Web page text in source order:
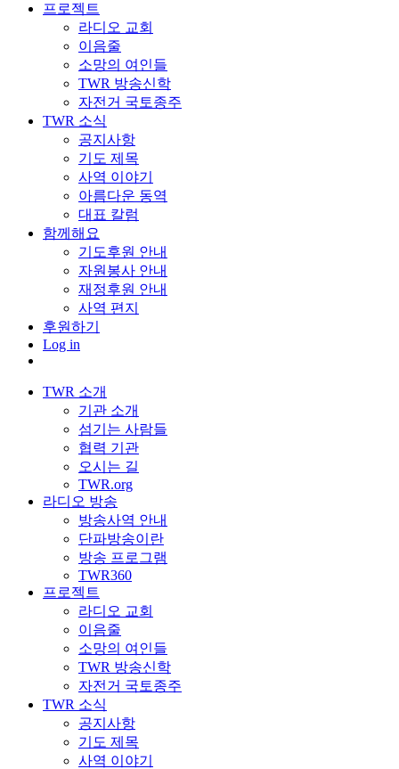
프로젝트
라디오 교회
이음줄
소망의 여인들
TWR 방송신학
자전거 국토종주
TWR 소식
공지사항
기도 제목
사역 이야기
아름다운 동역
대표 칼럼
함께해요
기도후원 안내
자원봉사 안내
재정후원 안내
사역 편지
후원하기
Log in
TWR 소개
기관 소개
섬기는 사람들
협력 기관
오시는 길
TWR.org
라디오 방송
방송사역 안내
단파방송이란
방송 프로그램
TWR360
프로젝트
라디오 교회
이음줄
소망의 여인들
TWR 방송신학
자전거 국토종주
TWR 소식
공지사항
기도 제목
사역 이야기